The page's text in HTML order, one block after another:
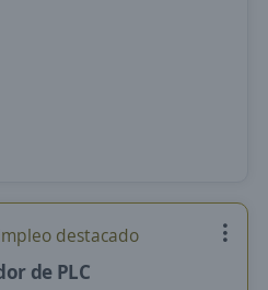
destacado
de PLC